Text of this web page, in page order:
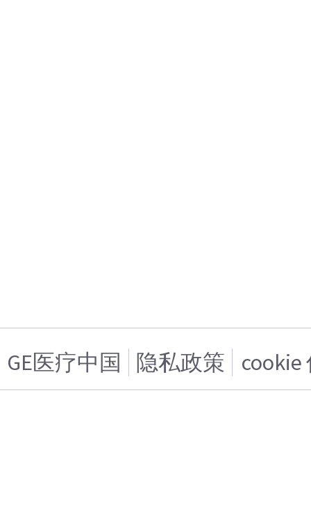
GE医疗中国 隐私政策 cookie